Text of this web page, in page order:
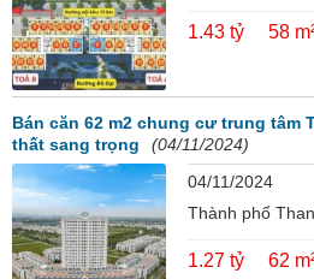
1.43 tỷ 58
Bán căn 62 m2 chung cư trung tâm
thất sang trọng
(04/11/2024)
04/11/2024
Thành phố
1.27 tỷ 62